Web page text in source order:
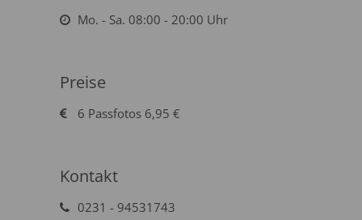
Mo. - Sa. 08:00 - 20:00 Uhr
Preise
6 Passfotos 6,95 €
Kontakt
0231 - 94531743